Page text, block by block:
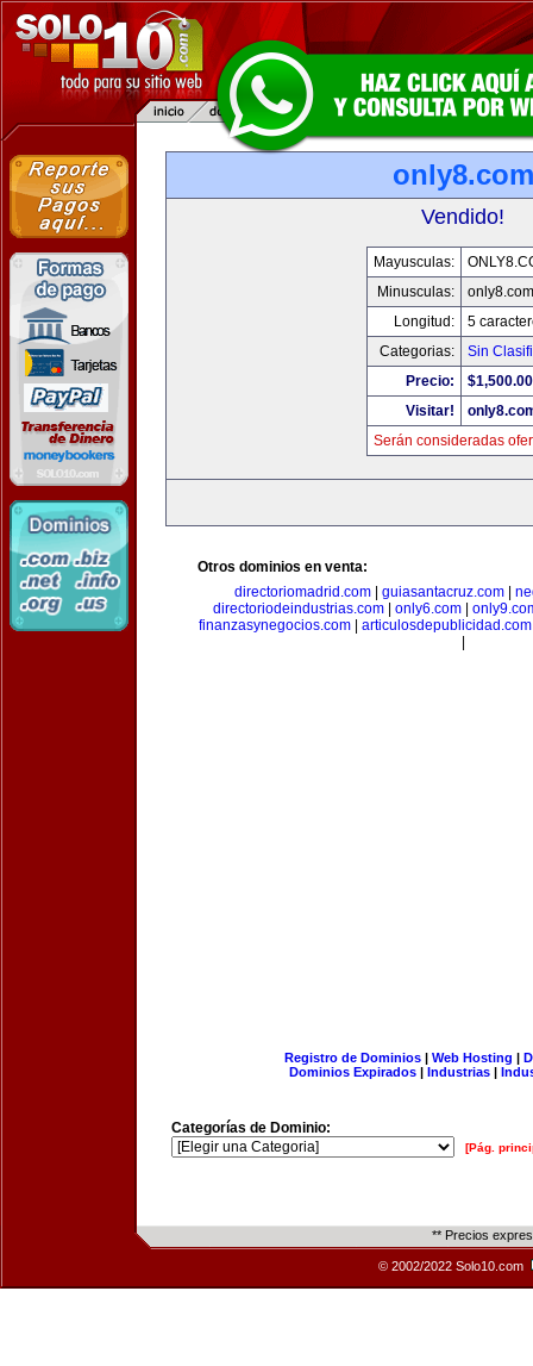
only8.com
Vendido!
Mayusculas:
Minusculas:
only8.com
Longitud:
5
Categorias:
Sin
Precio:
$1,500.00
Visitar!
Serán consideradas
Otros dominios en venta:
directoriomadrid.com| guiasantacruz.com|
directoriodeindustrias.com| only6.com|
finanzasynegocios.com| articulosdepublicidad.com
Registro de Dominios| Web Hosting |
Dominios Expirados | Industrias |
Categorías de Dominio:
[Pág.
** Precios
© 2002/2022 Solo10.com